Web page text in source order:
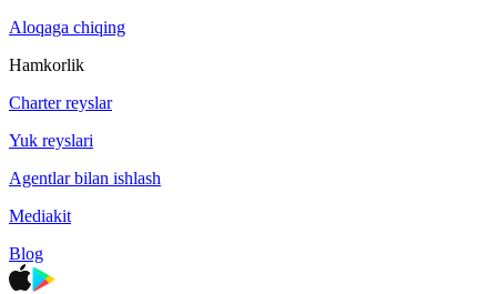
Aloqaga chiqing
Hamkorlik
Charter reyslar
Yuk reyslari
Agentlar bilan ishlash
Mediakit
Blog